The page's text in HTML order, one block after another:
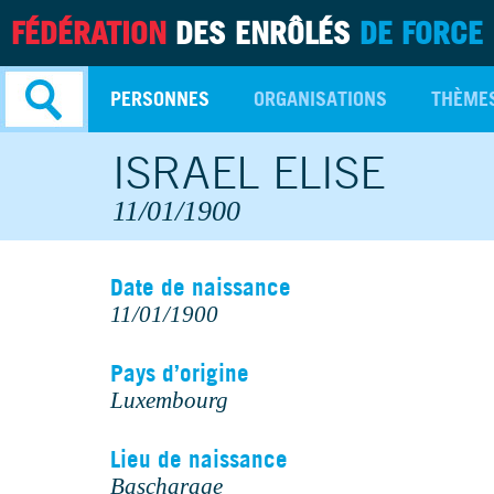
FÉDÉRATION DES ENRÔLÉS DE FORCE
PERSONNES ORGANISATIONS
ISRAEL ELISE
11/01/1900
Date de naissance
11/01/1900
Pays d’origine
Luxembourg
Lieu de naissance
Bascharage